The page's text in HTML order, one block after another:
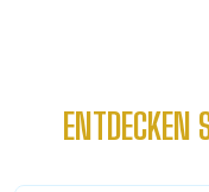
ENTDECKEN